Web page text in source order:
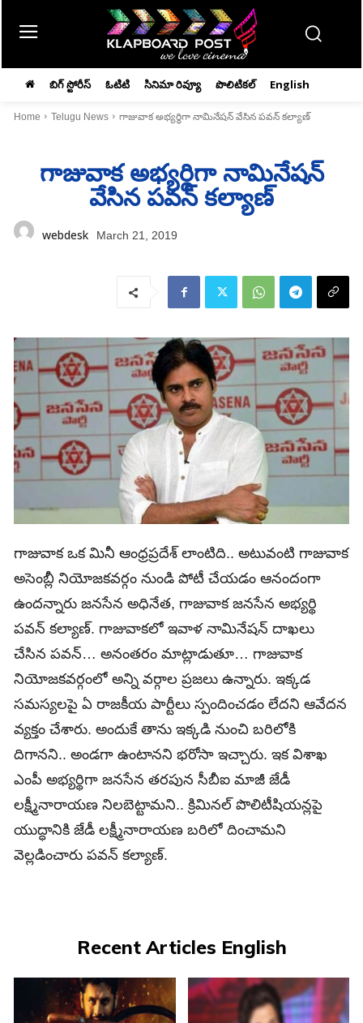
బిగ్ స్టోరీస్ ఓటిటి సినిమా రివ్యూ పొలిటికల్ English
Home Telugu News గాజువాక అభ్యర్థిగా నామినేషన్ వేసిన పవన్‌ కల్యాణ్
గాజువాక అభ్యర్థిగా నామినేషన్
వేసిన పవన్‌ కల్యాణ్
webdesk March 21, 2019
గాజువాక ఒక మినీ ఆంధ్రప్రదేశ్ లాంటిది.. అటువంటి గాజువాక
అసెంబ్లీ నియోజకవర్గం నుండి పోటీ చేయడం ఆనందంగా
ఉందన్నారు జనసేన అధినేత, గాజువాక జనసేన అభ్యర్థి
పవన్ కల్యాణ్. గాజువాకలో ఇవాళ నామినేషన్ దాఖలు
చేసిన పవన్‌… అనంతరం మాట్లాడుతూ… గాజువాక
నియోజకవర్గంలో అన్ని వర్గాల ప్రజలు ఉన్నారు. ఇక్కడ
సమస్యలపై ఏ రాజకీయ పార్టీలు స్పందించడం లేదని ఆవేదన
వ్యక్తం చేశారు. అందుకే తాను ఇక్కడి నుంచి బరిలోకి
దిగానని.. అండగా ఉంటానని భరోసా ఇచ్చారు. ఇక విశాఖ
ఎంపీ అభ్యర్థిగా జనసేన తరపున సీబీఐ మాజీ జేడీ
లక్ష్మీనారాయణ నిలబెట్టామని.. క్రిమినల్ పొలిటీషియన్లపై
యుద్ధానికి జేడీ లక్ష్మీనారాయణ బరిలో దించామని
వెల్లడించారు పవన్ కల్యాణ్‌.
Recent Articles English